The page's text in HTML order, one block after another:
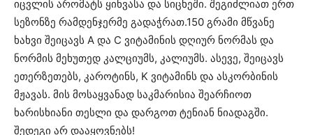
იცვლის არომატს ყინვასა და სიცხეში. შეგიძლიათ ერთ
სეზონზე რამდენჯერმე გადაჭრათ.150 გრამი მწვანე
ხახვი შეიცავს А და С ვიტამინის დღიურ ნორმას და
ნორმის მეხუთედ კალციუმს, კალიუმს. ასევე, შეიცავს
ეთერზეთებს, კაროტინს, K ვიტამინს და ასკორბინის
მჟავას. მის მოსაყვანად საკმარისია შეარჩიოთ
ხარისხიანი თესლი და დარგოთ ტენიან ნიადაგში.
შედეგი არ დააყოვნებს!